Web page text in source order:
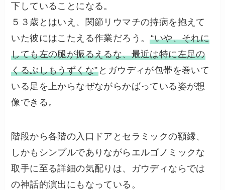
下していることになる。
５３歳とはいえ、関節リウマチの持病を抱えて
いた彼にはこたえる作業だろう。“いや、それに
しても左の腿が振るえるな、最近は特に左足の
くるぶしもうずくな” とガウディが包帯を巻いて
いる足を上からなぜながらかばっている姿が想
像できる。
階段から各階の入口ドアとセラミックの額縁、
しかもシンプルでありながらエルゴノミックな
取手に至る詳細の気配りは、ガウディならでは
の神話的演出にもなっている。